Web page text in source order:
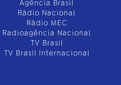
Agência Brasil
Rádio Nacional
Rádio MEC
Radioagência Nacional
TV Brasil
TV Brasil Internacional